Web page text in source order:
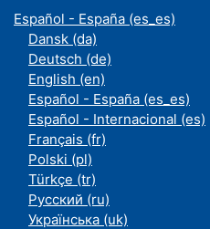
Español - España ‎(es_es)‎
Dansk ‎(da)‎
Deutsch ‎(de)‎
English ‎(en)‎
Español - España ‎(es_es)‎
Español - Internacional ‎(es)‎
Français ‎(fr)‎
Polski ‎(pl)‎
Türkçe ‎(tr)‎
Русский ‎(ru)‎
Українська ‎(uk)‎